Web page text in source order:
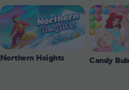
Northern Heights Candy